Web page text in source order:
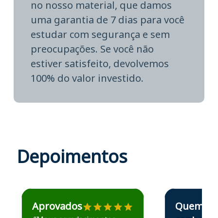
no nosso material, que damos
uma garantia de 7 dias para você
estudar com segurança e sem
preocupações. Se você não
estiver satisfeito, devolvemos
100% do valor investido.
Depoimentos
Estudante José recomenda o Aprova Concursos em
Aprovados
Estudante Elais
Quem